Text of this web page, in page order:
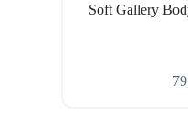
Soft Gallery